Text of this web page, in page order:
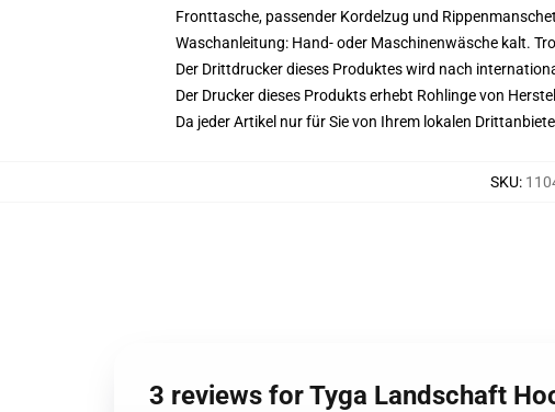
Fronttasche, passender Kordelzug und
Waschanleitung: Hand- oder Maschinenwäsche kalt.
Der Drittdrucker dieses Produktes wird nach
Der Drucker dieses Produkts erhebt Rohlinge von
Da jeder Artikel nur für Sie von Ihrem lokalen
SKU:
3 reviews for Tyga Landschaft